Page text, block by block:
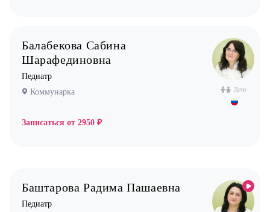
Невролог
Нефролог
Ортопед
Остеопат
Психолог
Пульмонолог
Дети
Балабекова Сабина
Шарафединовна
Педиатр
Коммунарка
Записаться от 2950 ₽
Баштарова Радима Пашаевна
Педиатр